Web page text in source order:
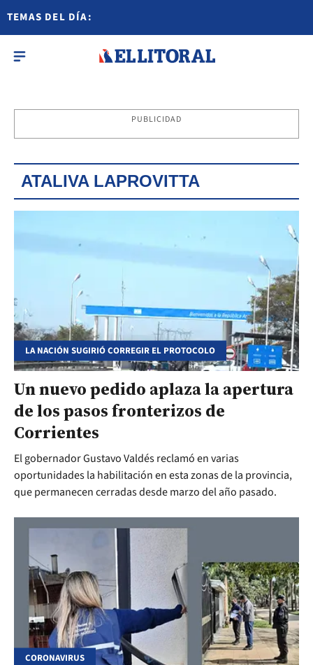
TEMAS DEL DÍA:
PUBLICIDAD
ATALIVA LAPROVITTA
LA NACIÓN SUGIRIÓ CORREGIR EL PROTOCOLO
Un nuevo pedido aplaza la apertura
de los pasos fronterizos de
Corrientes
El gobernador Gustavo Valdés reclamó en varias
oportunidades la habilitación en esta zonas de la provincia,
que permanecen cerradas desde marzo del año pasado.
CORONAVIRUS